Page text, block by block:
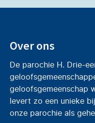
Over ons
De parochie H. Drie-
geloofsgemeenschap
levert zo een unieke
onze parochie als